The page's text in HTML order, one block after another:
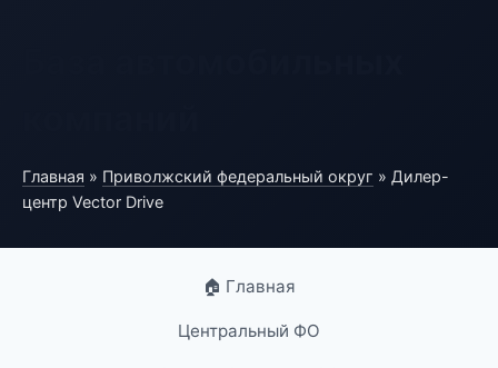
Главная » Приволжский федеральный округ » Дилер-
центр Vector Drive
🏠 Главная
Центральный ФО